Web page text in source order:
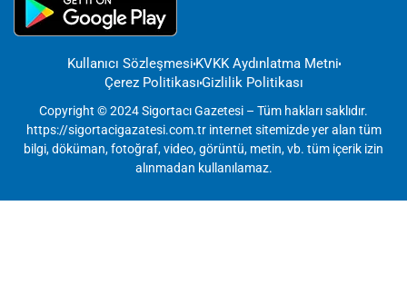
Kullanıcı SözleşmesiKVKK Aydınlatma Metni
Çerez PolitikasıGizlilik Politikası
Copyright © 2024 Sigortacı Gazetesi – Tüm hakları saklıdır.
https://sigortacigazatesi.com.tr internet sitemizde yer alan tüm
bilgi, döküman, fotoğraf, video, görüntü, metin, vb. tüm içerik izin
alınmadan kullanılamaz.